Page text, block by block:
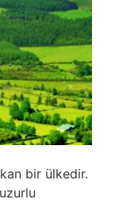
bir ülkedir.